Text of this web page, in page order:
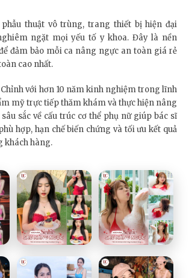
thuật vô trùng, trang thiết bị hiện đại
ngặt mọi yếu tố y khoa. Đây là nền
đảm bảo mỗi ca nâng ngực an toàn giá rẻ
cao nhất.
Chỉnh với hơn 10 năm kinh nghiệm trong lĩnh
mỹ trực tiếp thăm khám và thực hiện nâng
sắc về cấu trúc cơ thể phụ nữ giúp bác sĩ
hợp, hạn chế biến chứng và tối ưu kết quả
khách hàng.